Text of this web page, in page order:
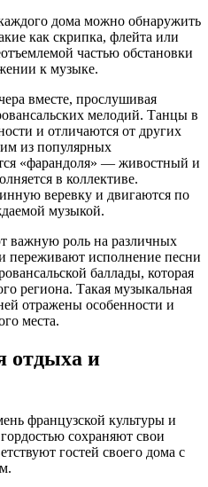
дома можно обнаружить
как скрипка, флейта или
частью обстановки
к музыке.
вместе, прослушивая
мелодий. Танцы в
и отличаются от других
из популярных
«фарандоля» — живостный и
в коллективе.
веревку и двигаются по
музыкой.
важную роль на различных
переживают исполнение песни
баллады, которая
региона. Такая музыкальная
отражены особенности и
места.
отдыха и
французской культуры и
сохраняют свои
гостей своего дома с